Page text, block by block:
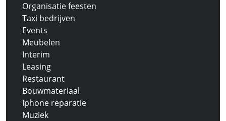
Organisatie feesten
Taxi bedrijven
Events
Meubelen
Interim
Leasing
Restaurant
Bouwmateriaal
Iphone reparatie
Muziek